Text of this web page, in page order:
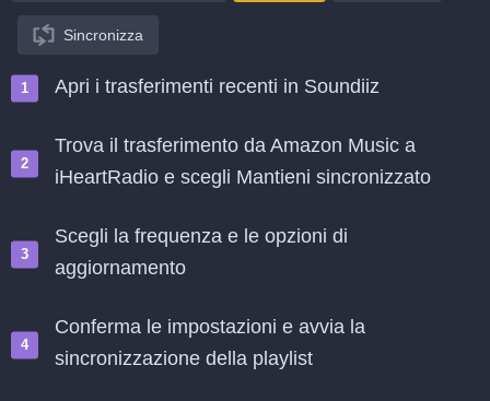
Sincronizza
Apri i trasferimenti recenti in Soundiiz
Trova il trasferimento da Amazon Music a
iHeartRadio e scegli Mantieni sincronizzato
Scegli la frequenza e le opzioni di
aggiornamento
Conferma le impostazioni e avvia la
sincronizzazione della playlist